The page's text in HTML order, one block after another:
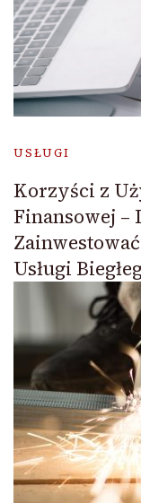
USŁUGI
Korzyści z
Finansowej –
Usługi